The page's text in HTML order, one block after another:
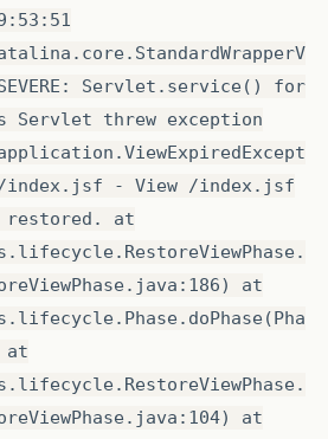
Servlet.service() for
Servlet threw exception
index.jsf - View /index.jsf
restored. at
at
at
at